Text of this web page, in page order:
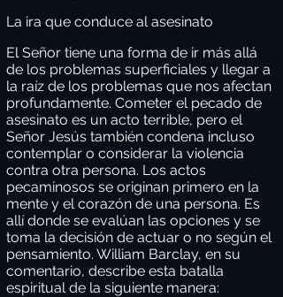
La ira que conduce al asesinato
El Señor tiene una forma de ir más allá
de los problemas superficiales y llegar a
la raíz de los problemas que nos afectan
profundamente. Cometer el pecado de
asesinato es un acto terrible, pero el
Señor Jesús también condena incluso
contemplar o considerar la violencia
contra otra persona. Los actos
pecaminosos se originan primero en la
mente y el corazón de una persona. Es
allí donde se evalúan las opciones y se
toma la decisión de actuar o no según el
pensamiento. William Barclay, en su
comentario, describe esta batalla
espiritual de la siguiente manera: